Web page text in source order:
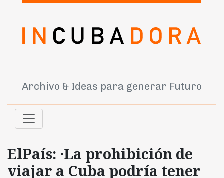
Archivo & Ideas para generar Futuro
ElPaís: ·La prohibición de
viajar a Cuba podría tener